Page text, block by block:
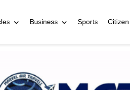
Business Sports